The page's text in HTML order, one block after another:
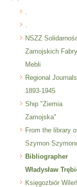
.
.
NSZZ
Zamojskich
Mebli
Regional Journals
1893-1945
Ship "Ziemia
Zamojska"
From the library
Szymon
Bibliographer
Władysław
Księgozbiór